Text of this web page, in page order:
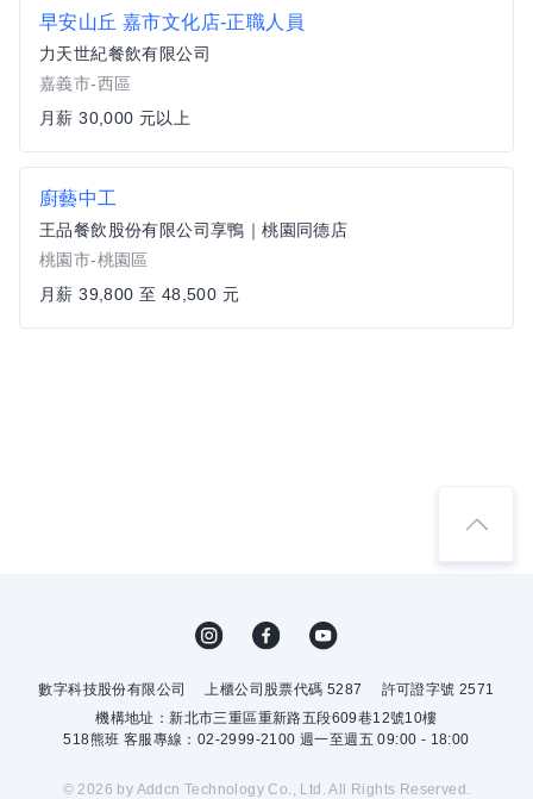
早安山丘 嘉市文化店-正職人員
力天世紀餐飲有限公司
嘉義市-西區
月薪 30,000 元以上
廚藝中工
王品餐飲股份有限公司享鴨｜桃園同德店
桃園市-桃園區
月薪 39,800 至 48,500 元
數字科技股份有限公司 上櫃公司股票代碼 5287
許可證字號 2571
機構地址：新北市三重區重新路五段609巷12號10樓
518熊班 客服專線：02-2999-2100 週一至週五 09:00 - 18:00
© 2026 by Addcn Technology Co., Ltd. All Rights Reserved.